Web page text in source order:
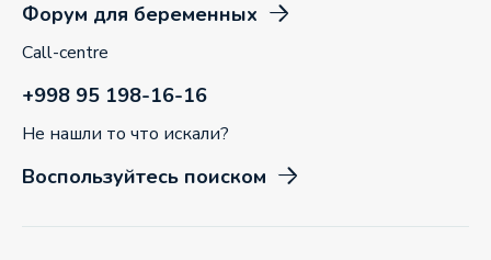
Форум для беременных
Call-centre
+998 95 198-16-16
Не нашли то что искали?
Воспользуйтесь поиском